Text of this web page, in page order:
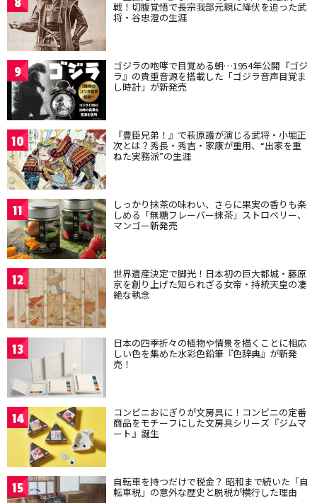
戦！切腹覚悟で長宗我部元親に降伏を迫った武
将・谷忠澄の生涯
9 ゴジラの咆哮で目覚める朝…1954年公開『ゴジ
ラ』の貴重音源を搭載した「ゴジラ音声目覚ま
し時計」が新発売
10 『豊臣兄弟！』で萩原護が演じる武将・小堀正
次とは？秀長・秀吉・家康が重用、“出家を重
ねた実務派”の生涯
11 しっかり抹茶の味わい、さらに果実の香りも楽
しめる「無糖フレーバー抹茶」ストロベリー、
マンゴー新発売
12 世界遺産決定で脚光！日本初の巨大都城・藤原
京を創り上げた知られざる女帝・持統天皇の凄
絶な執念
13 日本の四季折々の植物や情景を描くことに相応
しい色を集めた水彩色鉛筆『色辞典』が新発
売！
14 コンビニおにぎりが文房具に！コンビニの定番
商品をモチーフにした文房具シリーズ『ジムマ
ート』誕生
15 自転車を持つだけで税金？ 昭和まで続いた「自
転車税」の意外な歴史と脱税が横行した理由